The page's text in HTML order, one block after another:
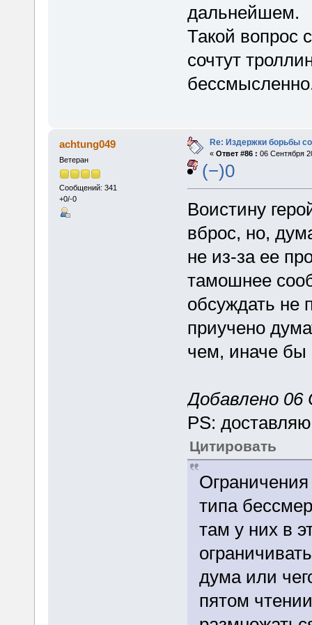
дальнейшем.
Такой вопрос
сочтут
achtung049
Ветеран
Сообщений: 341
+0/-0
Re: Издержки борьбы
« Ответ #86 : 06 Сентября
(−)0
Воистину
вброс, но,
не из-за ее
тамошнее
обсуждать не
приучено
чем, иначе
Добавлено 06
PS:
Цитировать
типа
там у них в
дума или
пятом